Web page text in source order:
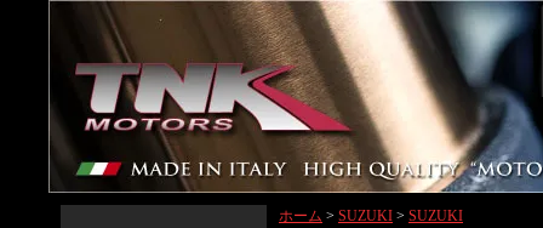
ホーム > SUZUKI > SUZUKI